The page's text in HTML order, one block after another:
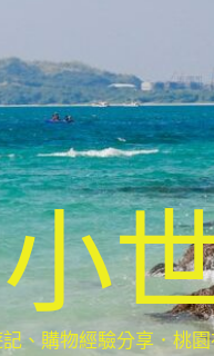
、購物經驗分享．桃